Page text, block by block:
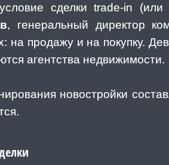
сделки trade-in
, генеральный директор
на продажу и на покупку.
агентства недвижимости.
новостройки